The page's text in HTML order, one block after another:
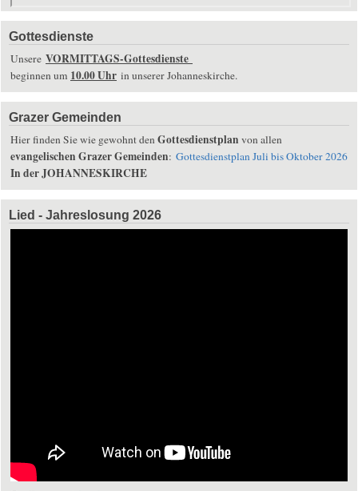
Gottesdienste
Unsere VORMITTAGS-Gottesdienste
beginnen um 10.00 Uhr in unserer Johanneskirche.
Grazer Gemeinden
Hier finden Sie wie gewohnt denGottesdienstplan von allen
evangelischen Grazer Gemeinden: Gottesdienstplan Juli bis Oktober 2026
In der JOHANNESKIRCHE
Lied - Jahreslosung 2026